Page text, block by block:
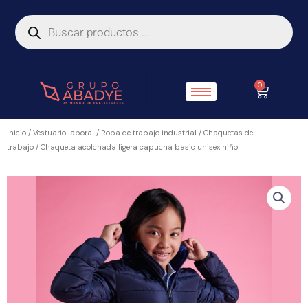
contenido
de
productos
0
Carrito
Inicio / Vestuario laboral / Ropa de trabajo industrial / Chaquetas de
trabajo / Chaqueta acolchada ligera capucha basic unisex niño